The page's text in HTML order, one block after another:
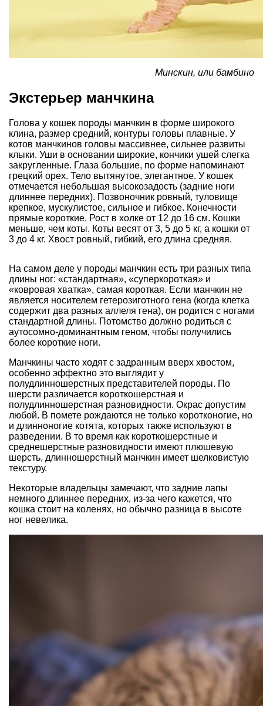
Минскин, или бамбино
Экстерьер манчкина
Голова у кошек породы манчкин в форме широкого
клина, размер средний, контуры головы плавные. У
котов манчкинов головы массивнее, сильнее развиты
клыки. Уши в основании широкие, кончики ушей слегка
закругленные. Глаза большие, по форме напоминают
грецкий орех. Тело вытянутое, элегантное. У кошек
отмечается небольшая высокозадость (задние ноги
длиннее передних). Позвоночник ровный, туловище
крепкое, мускулистое, сильное и гибкое. Конечности
прямые короткие. Рост в холке от 12 до 16 см. Кошки
меньше, чем коты. Коты весят от 3, 5 до 5 кг, а кошки от
3 до 4 кг. Хвост ровный, гибкий, его длина средняя.
На самом деле у породы манчкин есть три разных типа
длины ног: «стандартная», «суперкороткая» и
«ковровая хватка», самая короткая. Если манчкин не
является носителем гетерозиготного гена (когда клетка
содержит два разных аллеля гена), он родится с ногами
стандартной длины. Потомство должно родиться с
аутосомно-доминантным геном, чтобы получились
более короткие ноги.
Манчкины часто ходят с задранным вверх хвостом,
особенно эффектно это выглядит у
полудлинношерстных представителей породы. По
шерсти различается короткошерстная и
полудлинношерстная разновидности. Окрас допустим
любой. В помете рождаются не только коротконогие, но
и длинноногие котята, которых также используют в
разведении. В то время как короткошерстные и
среднешерстные разновидности имеют плюшевую
шерсть, длинношерстный манчкин имеет шелковистую
текстуру.
Некоторые владельцы замечают, что задние лапы
немного длиннее передних, из-за чего кажется, что
кошка стоит на коленях, но обычно разница в высоте
ног невелика.